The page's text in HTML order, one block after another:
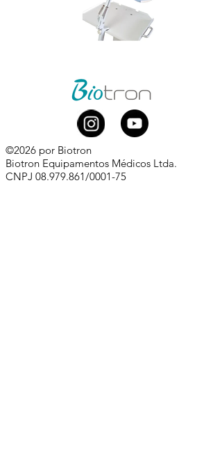
©2026 por Biotron
Biotron Equipamentos Médicos Ltda.
CNPJ 08.979.861/0001-75